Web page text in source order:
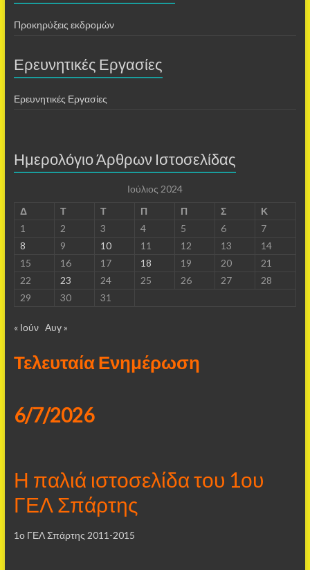
Προκηρύξεις εκδρομών
Ερευνητικές Εργασίες
Ερευνητικές Εργασίες
Ημερολόγιο Άρθρων Ιστοσελίδας
Ιούλιος 2024
Δ
Τ Τ Π Π Σ
Κ
1
2 3 4 5 6
7
8
9 10 11 12 13
14
15
16 17 18 19 20
21
22
23 24 25 26 27
28
29
30 31
« Ιούν Αυγ »
Τελευταία Ενημέρωση
6/7/2026
Η παλιά ιστοσελίδα του 1ου
ΓΕΛ Σπάρτης
1ο ΓΕΛ Σπάρτης 2011-2015